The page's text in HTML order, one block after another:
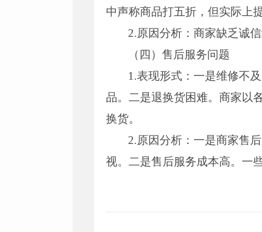
中声称商品打五折，但实际上
2.原因分析：商家缺乏诚
（四）售后服务问题
1.表现形式：一是维修不
品。二是退换货困难。商家以
换货。
2.原因分析：一是商家售
视。二是售后服务成本高。一